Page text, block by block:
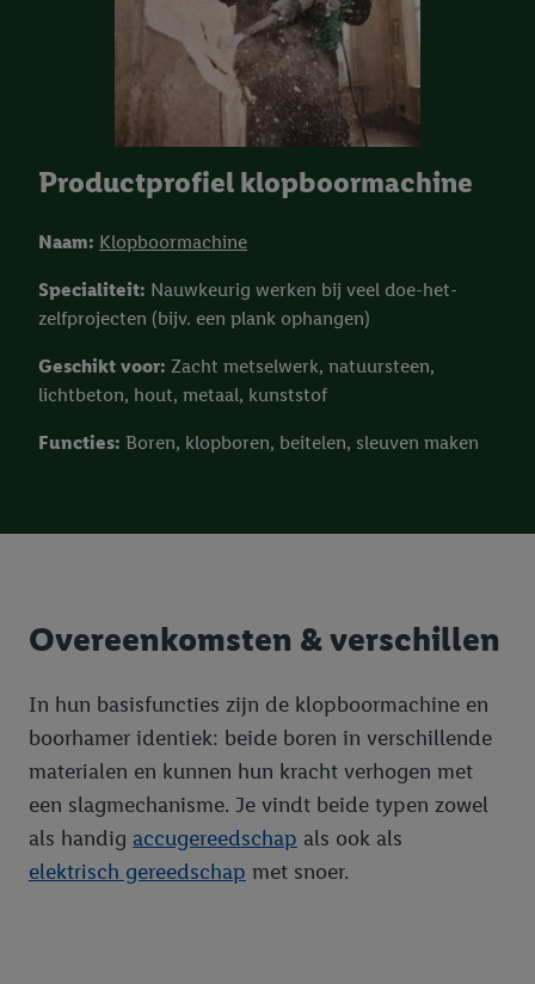
Productprofiel klopboormachine
Naam: Klopboormachine
Specialiteit: Nauwkeurig werken bij veel doe-het-
zelfprojecten (bijv. een plank ophangen)
Geschikt voor: Zacht metselwerk, natuursteen,
lichtbeton, hout, metaal, kunststof
Functies: Boren, klopboren, beitelen, sleuven maken
Overeenkomsten & verschillen
In hun basisfuncties zijn de klopboormachine en
boorhamer identiek: beide boren in verschillende
materialen en kunnen hun kracht verhogen met
een slagmechanisme. Je vindt beide typen zowel
als handig accugereedschap als ook als
elektrisch gereedschap met snoer.